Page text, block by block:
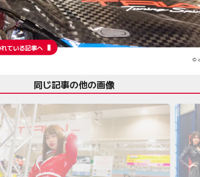
ている記事へ
©
同じ記事の他の画像